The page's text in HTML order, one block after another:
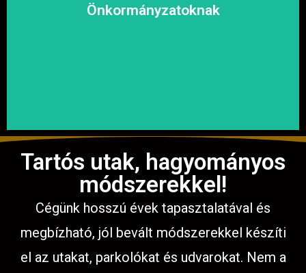
Önkormányzatoknak
garantáljuk a hosszú távú és fenntartható
Tartós utak, hagyományos
módszerekkel!
Cégünk hosszú évek tapasztalatával és
megbízható, jól bevált módszerekkel készíti
el az utakat, parkolókat és udvarokat. Nem a